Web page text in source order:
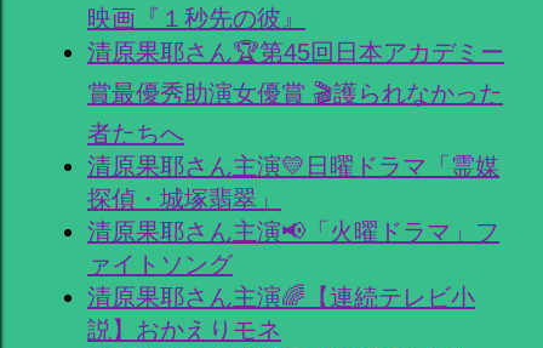
映画『１秒先の彼』
清原果耶さん🏆第45回日本アカデミー
賞最優秀助演女優賞 🎬護られなかった
者たちへ
清原果耶さん主演💛日曜ドラマ「霊媒
探偵・城塚翡翠」
清原果耶さん主演📢「火曜ドラマ」フ
ァイトソング
清原果耶さん主演🌈【連続テレビ小
説】おかえりモネ